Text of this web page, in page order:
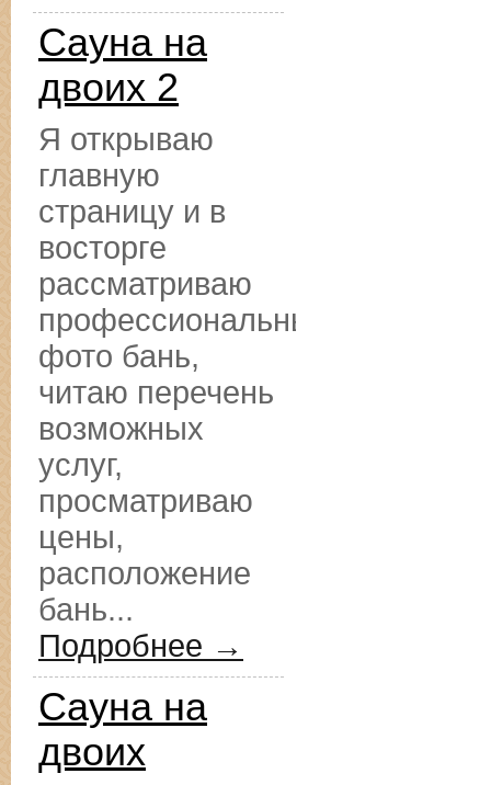
Сауна на
двоих 2
Я открываю
главную
страницу и в
восторге
рассматриваю
профессиональные
фото бань,
читаю перечень
возможных
услуг,
просматриваю
цены,
расположение
бань...
Подробнее →
Сауна на
двоих